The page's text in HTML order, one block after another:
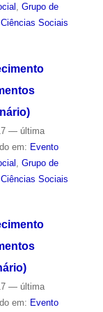
Grupo de
Ciências Sociais
— última
em: Evento
Grupo de
Ciências Sociais
— última
em: Evento